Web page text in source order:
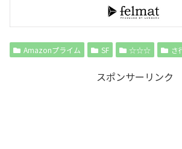
Amazonプライム SF ☆☆☆ さ
スポンサーリンク